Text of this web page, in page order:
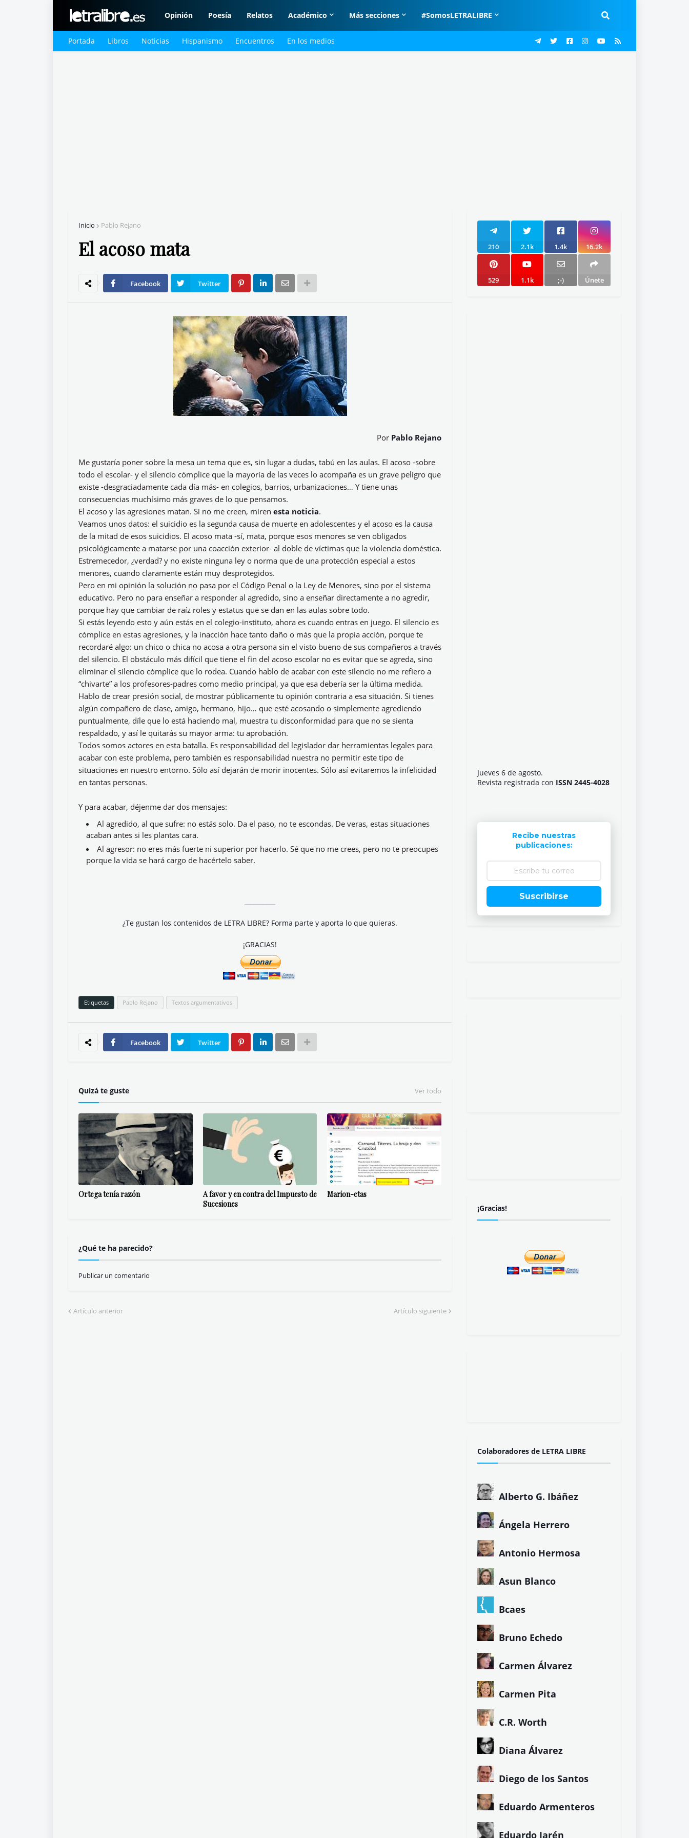
Opinión Poesía Relatos Académico Más secciones #SomosLETRALIBRE
Portada Libros Noticias Hispanismo Encuentros En los medios
Inicio Pablo Rejano
El acoso mata
Facebook Twitter
Por Pablo Rejano
Me gustaría poner sobre la mesa un tema que es, sin lugar a dudas, tabú en las aulas. El acoso -sobre
todo el escolar- y el silencio cómplice que la mayoría de las veces lo acompaña es un grave peligro que
existe -desgraciadamente cada día más- en colegios, barrios, urbanizaciones… Y tiene unas
consecuencias muchísimo más graves de lo que pensamos.
El acoso y las agresiones matan. Si no me creen, miren esta noticia.
Veamos unos datos: el suicidio es la segunda causa de muerte en adolescentes y el acoso es la causa
de la mitad de esos suicidios. El acoso mata -sí, mata, porque esos menores se ven obligados
psicológicamente a matarse por una coacción exterior- al doble de víctimas que la violencia doméstica.
Estremecedor, ¿verdad? y no existe ninguna ley o norma que de una protección especial a estos
menores, cuando claramente están muy desprotegidos.
Pero en mi opinión la solución no pasa por el Código Penal o la Ley de Menores, sino por el sistema
educativo. Pero no para enseñar a responder al agredido, sino a enseñar directamente a no agredir,
porque hay que cambiar de raíz roles y estatus que se dan en las aulas sobre todo.
Si estás leyendo esto y aún estás en el colegio-instituto, ahora es cuando entras en juego. El silencio es
cómplice en estas agresiones, y la inacción hace tanto daño o más que la propia acción, porque te
recordaré algo: un chico o chica no acosa a otra persona sin el visto bueno de sus compañeros a través
del silencio. El obstáculo más difícil que tiene el fin del acoso escolar no es evitar que se agreda, sino
eliminar el silencio cómplice que lo rodea. Cuando hablo de acabar con este silencio no me refiero a
“chivarte” a los profesores-padres como medio principal, ya que esa debería ser la última medida.
Hablo de crear presión social, de mostrar públicamente tu opinión contraria a esa situación. Si tienes
algún compañero de clase, amigo, hermano, hijo… que esté acosando o simplemente agrediendo
puntualmente, díle que lo está haciendo mal, muestra tu disconformidad para que no se sienta
respaldado, y así le quitarás su mayor arma: tu aprobación.
Todos somos actores en esta batalla. Es responsabilidad del legislador dar herramientas legales para
acabar con este problema, pero también es responsabilidad nuestra no permitir este tipo de
situaciones en nuestro entorno. Sólo así dejarán de morir inocentes. Sólo así evitaremos la infelicidad
en tantas personas.
Y para acabar, déjenme dar dos mensajes:
Al agredido, al que sufre: no estás solo. Da el paso, no te escondas. De veras, estas situaciones
acaban antes si les plantas cara.
Al agresor: no eres más fuerte ni superior por hacerlo. Sé que no me crees, pero no te preocupes
porque la vida se hará cargo de hacértelo saber.
¿Te gustan los contenidos de LETRA LIBRE? Forma parte y aporta lo que quieras.
¡GRACIAS!
Etiquetas Pablo Rejano Textos argumentativos
Facebook Twitter
Quizá te guste Ver todo
Ortega tenía razón
A favor y en contra del Impuesto de
Sucesiones
Marion-etas
¿Qué te ha parecido?
Publicar un comentario
Artículo anterior Artículo siguiente
210 2.1k 1.4k 16.2k
529 1.1k ;-) Únete
Jueves 6 de agosto.
Revista registrada con ISSN 2445-4028
Recibe nuestras
publicaciones:
Suscribirse
¡Gracias!
Alberto G. Ibáñez
Ángela Herrero